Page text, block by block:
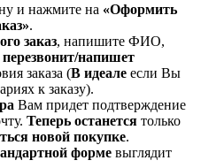
и нажмите на «Оформить
.
заказ, напишите ФИО,
напишет
заказа (В идеале если Вы
к заказу).
Вам придет подтверждение
Теперь останется только
новой покупке.
форме выглядит